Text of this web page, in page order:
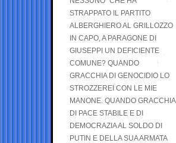
STRAPPATO IL PARTITO
ALBERGHIERO AL GRILLOZZO
IN CAPO, A PARAGONE DI
GIUSEPPI UN DEFICIENTE
COMUNE? QUANDO
GRACCHIA DI GENOCIDIO LO
STROZZEREI CON LE MIE
MANONE. QUANDO GRACCHIA
DI PACE STABILE E DI
DEMOCRAZIA AL SOLDO DI
PUTIN E DELLA SUA ARMATA